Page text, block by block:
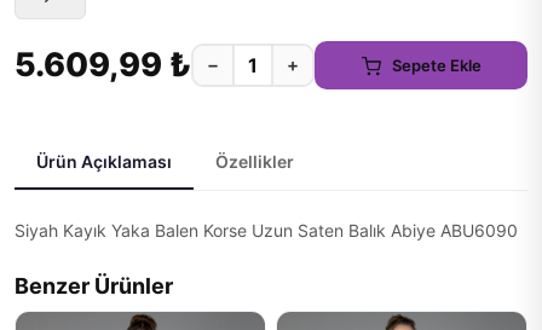
5.609,99 ₺ − + Sepete Ekle
Ürün Açıklaması Özellikler
Siyah Kayık Yaka Balen Korse Uzun Saten Balık Abiye ABU6090
Benzer Ürünler